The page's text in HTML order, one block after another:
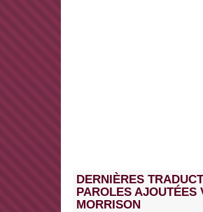
DERNIÈRES
PAROLES AJOUTÉES
MORRISON